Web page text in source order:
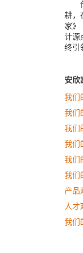
耕，
家》
计源
终引
安欣
我们
我们
我们
我们
我们
我们
产品
人才
我们